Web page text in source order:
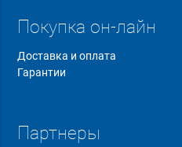
Покупка он-лайн
Доставка и оплата
Гарантии
Партнеры